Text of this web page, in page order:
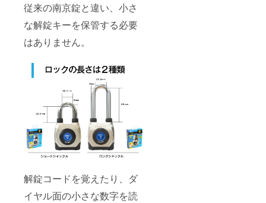
従来の南京錠と違い、小さ
な解錠キーを保管する必要
はありません。
解錠コードを覚えたり、ダ
イヤル面の小さな数字を読